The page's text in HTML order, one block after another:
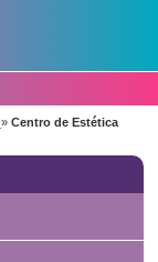
» Centro de Estética